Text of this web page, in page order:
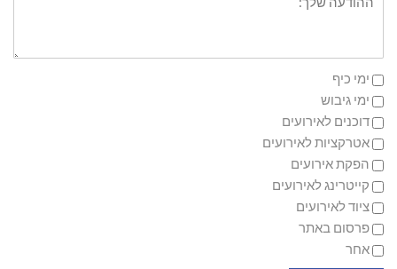
ימי כיף
ימי גיבוש
דוכנים לאירועים
אטרקציות לאירועים
הפקת אירועים
קייטרינג לאירועים
ציוד לאירועים
פרסום באתר
אחר